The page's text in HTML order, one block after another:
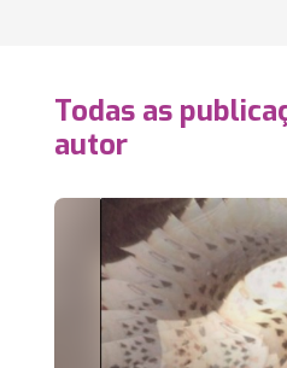
Todas as
autor